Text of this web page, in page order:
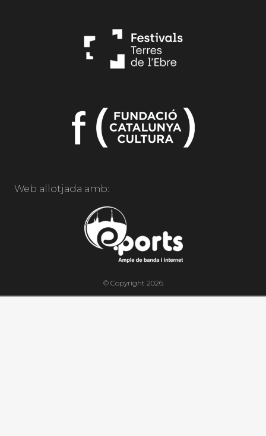
Web allotjada amb:
© Copyright 2026